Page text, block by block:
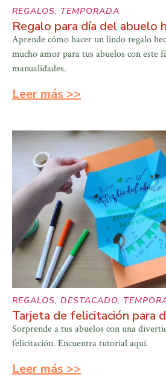
REGALOS, TEMPORADA
Regalo para día del abuelo
Aprende cómo hacer un lindo regalo
mucho amor para tus abuelos con este
manualidades.
Leer más >>
REGALOS, DESTACADO,
Tarjeta de felicitación para
Sorprende a tus abuelos con una
felicitación. Encuentra tutorial aquí.
Leer más >>